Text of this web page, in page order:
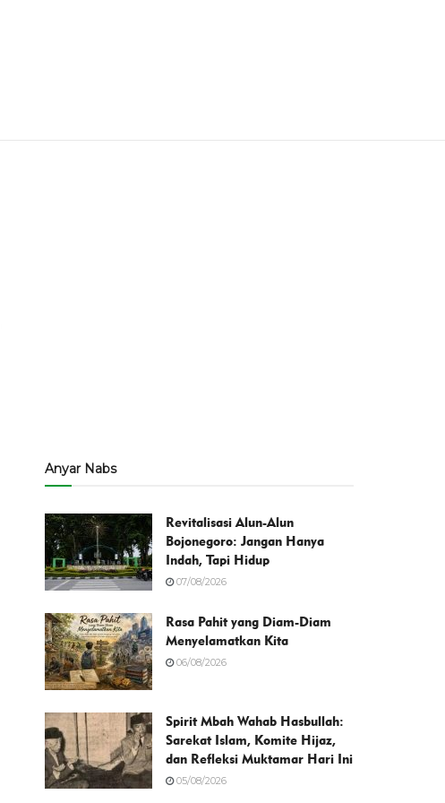
Anyar Nabs
Revitalisasi Alun-Alun
Bojonegoro: Jangan Hanya
Indah, Tapi Hidup
07/08/2026
Rasa Pahit yang Diam-Diam
Menyelamatkan Kita
06/08/2026
Spirit Mbah Wahab Hasbullah:
Sarekat Islam, Komite Hijaz,
dan Refleksi Muktamar Hari Ini
05/08/2026